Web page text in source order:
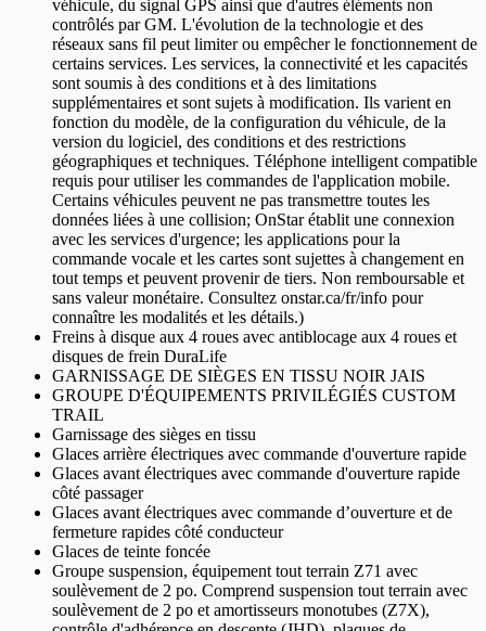
véhicule, du signal GPS ainsi que d'autres éléments non
contrôlés par GM. L'évolution de la technologie et des
réseaux sans fil peut limiter ou empêcher le fonctionnement de
certains services. Les services, la connectivité et les capacités
sont soumis à des conditions et à des limitations
supplémentaires et sont sujets à modification. Ils varient en
fonction du modèle, de la configuration du véhicule, de la
version du logiciel, des conditions et des restrictions
géographiques et techniques. Téléphone intelligent compatible
requis pour utiliser les commandes de l'application mobile.
Certains véhicules peuvent ne pas transmettre toutes les
données liées à une collision; OnStar établit une connexion
avec les services d'urgence; les applications pour la
commande vocale et les cartes sont sujettes à changement en
tout temps et peuvent provenir de tiers. Non remboursable et
sans valeur monétaire. Consultez onstar.ca/fr/info pour
connaître les modalités et les détails.)
Freins à disque aux 4 roues avec antiblocage aux 4 roues et
disques de frein DuraLife
GARNISSAGE DE SIÈGES EN TISSU NOIR JAIS
GROUPE D'ÉQUIPEMENTS PRIVILÉGIÉS CUSTOM
TRAIL
Garnissage des sièges en tissu
Glaces arrière électriques avec commande d'ouverture rapide
Glaces avant électriques avec commande d'ouverture rapide
côté passager
Glaces avant électriques avec commande d’ouverture et de
fermeture rapides côté conducteur
Glaces de teinte foncée
Groupe suspension, équipement tout terrain Z71 avec
soulèvement de 2 po. Comprend suspension tout terrain avec
soulèvement de 2 po et amortisseurs monotubes (Z7X),